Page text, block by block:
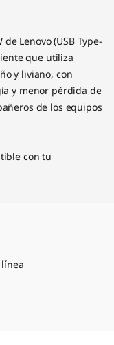
Lenovo (USB Type-
que utiliza
y liviano, con
y menor pérdida de
de los equipos
con tu